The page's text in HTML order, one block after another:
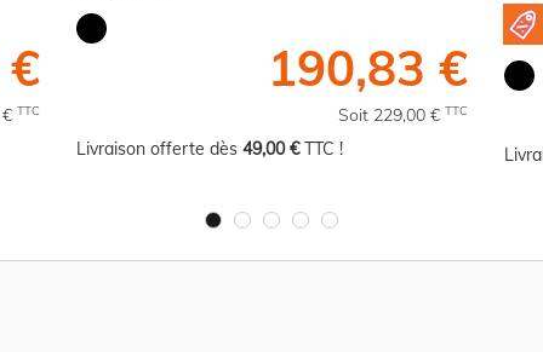
€
TTC
190,83 €
Soit 229,00 € TTC
Livraison offerte dès 49,00 €TTC !